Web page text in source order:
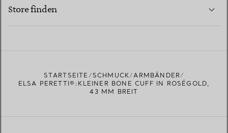
Store finden
STARTSEITE SCHMUCK
ARMBÄNDER
ELSA PERETTI®:KLEINER BONE CUFF IN ROSÉGOLD,
43 MM BREIT